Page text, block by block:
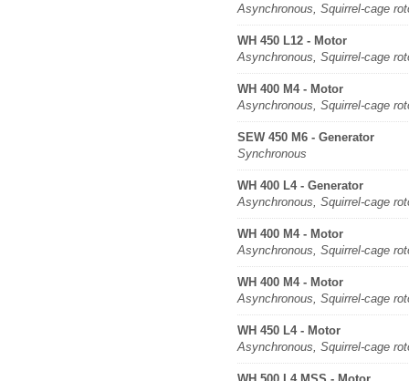
Asynchronous, Squirrel-cage
WH 450 L12 - Motor
Asynchronous, Squirrel-cage
WH 400 M4 - Motor
Asynchronous, Squirrel-cage
SEW 450 M6 - Generator
Synchronous
WH 400 L4 - Generator
Asynchronous, Squirrel-cage
WH 400 M4 - Motor
Asynchronous, Squirrel-cage
WH 400 M4 - Motor
Asynchronous, Squirrel-cage
WH 450 L4 - Motor
Asynchronous, Squirrel-cage